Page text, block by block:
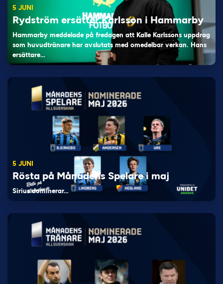
5 JUNI
Rydström ersätter Karlsson i Hammarby
Hammarby meddelade på fredagen att Kalle Karlssons uppdrag
som huvudtränare har avslutats med omedelbar verkan. Hans
ersättare…
5 JUNI
Rösta på Månadens Spelare i maj
Sirius dominerar…